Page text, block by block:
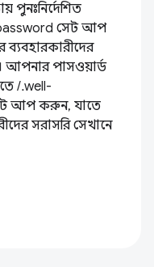
পুনঃনির্দেশিত
সেট আপ
ব্যবহারকারীদের
আপনার পাসওয়ার্ড
/.well-
আপ করুন, যাতে
সরাসরি সেখানে